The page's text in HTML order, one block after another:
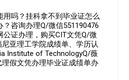
凭Q/微信5
用吗？挂科拿不到毕业证怎么
咨询办理Q/微信551190476
公证办理，购买CIT文凭Q/微
亚理工学院成绩单、学历认
Institute of TechnologyQ/薇
假文凭办理毕业证成绩单办